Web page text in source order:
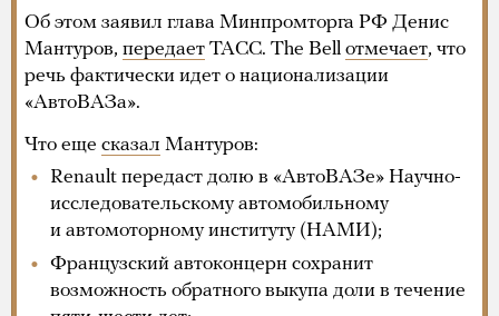
Об этом заявил глава Минпромторга РФ Денис
Мантуров, передает ТАСС. The Bell отмечает, что
речь фактически идет о национализации
«АвтоВАЗа».
Что еще сказал Мантуров:
Renault передаст долю в «АвтоВАЗе» Научно-
исследовательскому автомобильному
и автомоторному институту (НАМИ);
Французский автоконцерн сохранит
возможность обратного выкупа доли в течение